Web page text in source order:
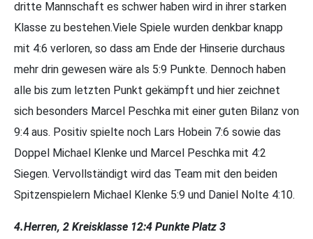
dritte Mannschaft es schwer haben wird in ihrer starken
Klasse zu bestehen.Viele Spiele wurden denkbar knapp
mit 4:6 verloren, so dass am Ende der Hinserie durchaus
mehr drin gewesen wäre als 5:9 Punkte. Dennoch haben
alle bis zum letzten Punkt gekämpft und hier zeichnet
sich besonders Marcel Peschka mit einer guten Bilanz von
9:4 aus. Positiv spielte noch Lars Hobein 7:6 sowie das
Doppel Michael Klenke und Marcel Peschka mit 4:2
Siegen. Vervollständigt wird das Team mit den beiden
Spitzenspielern Michael Klenke 5:9 und Daniel Nolte 4:10.
4.Herren, 2 Kreisklasse 12:4 Punkte Platz 3